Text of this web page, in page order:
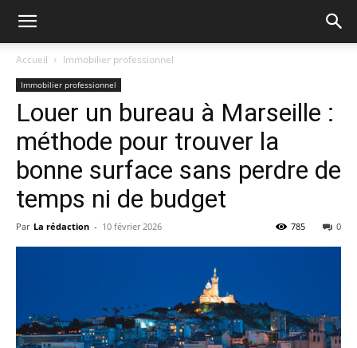
Accueil Immobilier professionnel
Immobilier professionnel
Louer un bureau à Marseille :
méthode pour trouver la
bonne surface sans perdre de
temps ni de budget
Par La rédaction - 10 février 2026 0
785